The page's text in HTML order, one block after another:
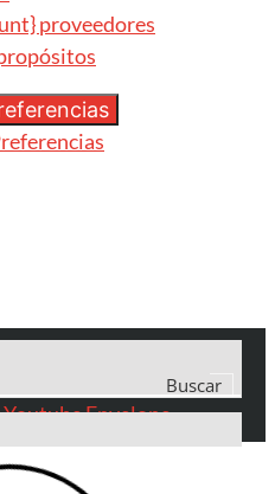
proveedores
Buscar
YoutubeEnvelope